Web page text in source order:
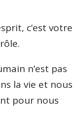
c’est votre
n’est pas
la vie et nous
pour nous